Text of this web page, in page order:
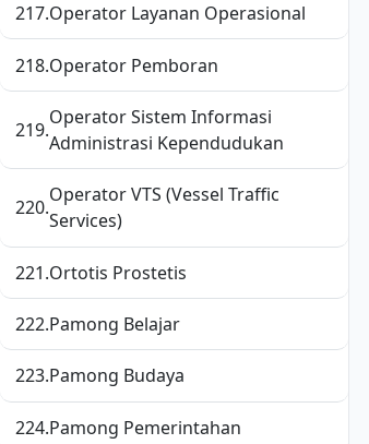
217.Operator Layanan Operasional
218.Operator Pemboran
219.
Operator Sistem Informasi
Administrasi Kependudukan
220.
Operator VTS (Vessel Traffic
Services)
221.Ortotis Prostetis
222.Pamong Belajar
223.Pamong Budaya
224.Pamong Pemerintahan